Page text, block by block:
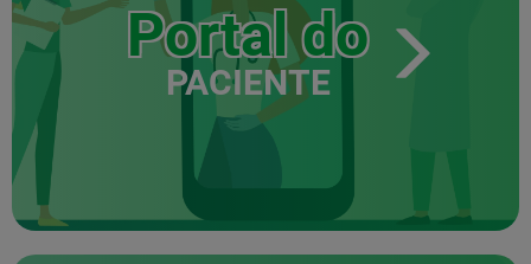
Portal do
PACIENTE